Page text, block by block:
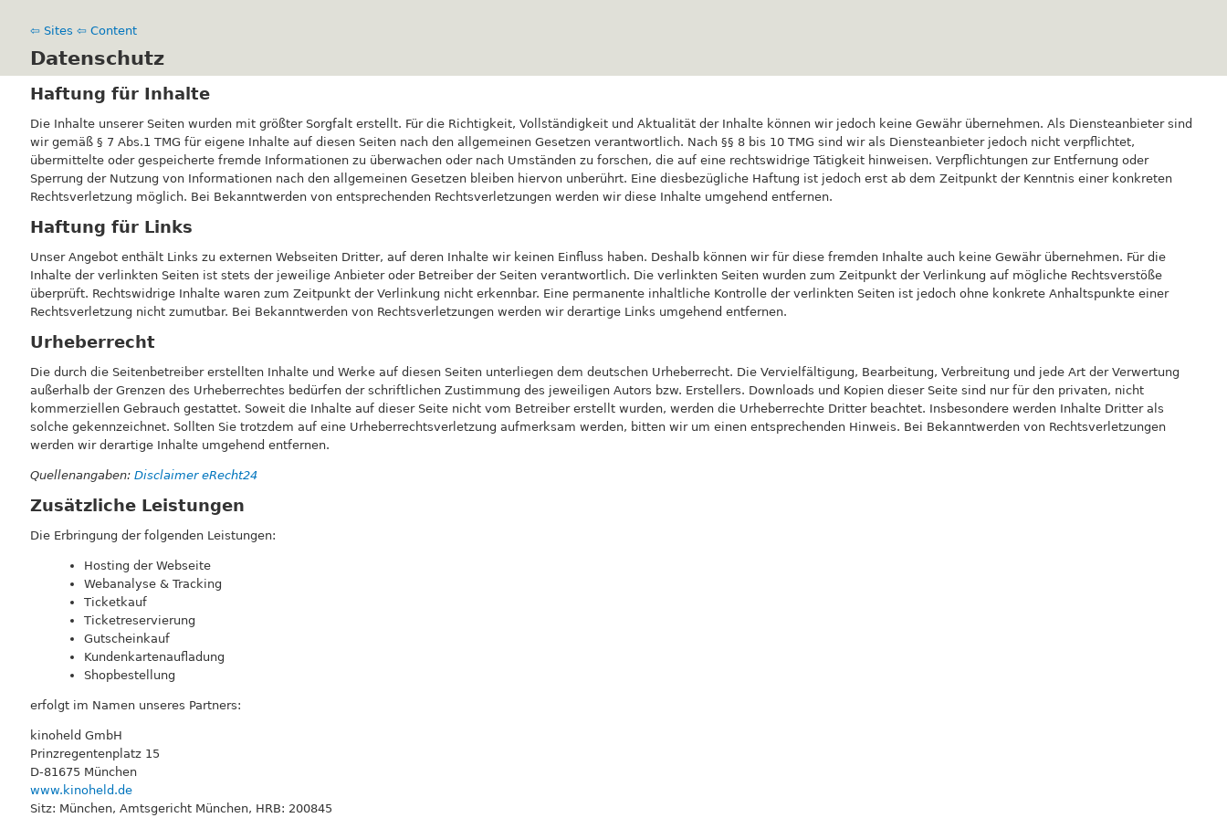
⇦ Sites ⇦ Content
Datenschutz
Haftung für Inhalte
Die Inhalte unserer Seiten wurden mit größter Sorgfalt erstellt. Für die Richtigkeit, Vollständigkeit und Aktualität der Inhalte können wir jedoch keine Gewähr übernehmen. Als Diensteanbieter sind
wir gemäß § 7 Abs.1 TMG für eigene Inhalte auf diesen Seiten nach den allgemeinen Gesetzen verantwortlich. Nach §§ 8 bis 10 TMG sind wir als Diensteanbieter jedoch nicht verpflichtet,
übermittelte oder gespeicherte fremde Informationen zu überwachen oder nach Umständen zu forschen, die auf eine rechtswidrige Tätigkeit hinweisen. Verpflichtungen zur Entfernung oder
Sperrung der Nutzung von Informationen nach den allgemeinen Gesetzen bleiben hiervon unberührt. Eine diesbezügliche Haftung ist jedoch erst ab dem Zeitpunkt der Kenntnis einer konkreten
Rechtsverletzung möglich. Bei Bekanntwerden von entsprechenden Rechtsverletzungen werden wir diese Inhalte umgehend entfernen.
Haftung für Links
Unser Angebot enthält Links zu externen Webseiten Dritter, auf deren Inhalte wir keinen Einfluss haben. Deshalb können wir für diese fremden Inhalte auch keine Gewähr übernehmen. Für die
Inhalte der verlinkten Seiten ist stets der jeweilige Anbieter oder Betreiber der Seiten verantwortlich. Die verlinkten Seiten wurden zum Zeitpunkt der Verlinkung auf mögliche Rechtsverstöße
überprüft. Rechtswidrige Inhalte waren zum Zeitpunkt der Verlinkung nicht erkennbar. Eine permanente inhaltliche Kontrolle der verlinkten Seiten ist jedoch ohne konkrete Anhaltspunkte einer
Rechtsverletzung nicht zumutbar. Bei Bekanntwerden von Rechtsverletzungen werden wir derartige Links umgehend entfernen.
Urheberrecht
Die durch die Seitenbetreiber erstellten Inhalte und Werke auf diesen Seiten unterliegen dem deutschen Urheberrecht. Die Vervielfältigung, Bearbeitung, Verbreitung und jede Art der Verwertung
außerhalb der Grenzen des Urheberrechtes bedürfen der schriftlichen Zustimmung des jeweiligen Autors bzw. Erstellers. Downloads und Kopien dieser Seite sind nur für den privaten, nicht
kommerziellen Gebrauch gestattet. Soweit die Inhalte auf dieser Seite nicht vom Betreiber erstellt wurden, werden die Urheberrechte Dritter beachtet. Insbesondere werden Inhalte Dritter als
solche gekennzeichnet. Sollten Sie trotzdem auf eine Urheberrechtsverletzung aufmerksam werden, bitten wir um einen entsprechenden Hinweis. Bei Bekanntwerden von Rechtsverletzungen
werden wir derartige Inhalte umgehend entfernen.
Quellenangaben: Disclaimer eRecht24
Zusätzliche Leistungen
Die Erbringung der folgenden Leistungen:
Hosting der Webseite
Webanalyse & Tracking
Ticketkauf
Ticketreservierung
Gutscheinkauf
Kundenkartenaufladung
Shopbestellung
erfolgt im Namen unseres Partners:
kinoheld GmbH
Prinzregentenplatz 15
D-81675 München
www.kinoheld.de
Sitz: München, Amtsgericht München, HRB: 200845